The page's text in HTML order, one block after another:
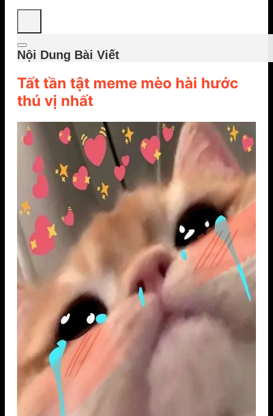
Nội Dung Bài Viết
Tất tần tật meme mèo hài hước
thú vị nhất